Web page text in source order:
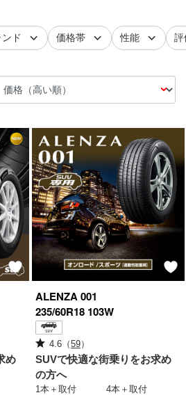
ヤド で絞り込む価格帯で絞り込む
性能で絞り込レ
評
め
ALENZA001
235/60R18 103W
4.6（59）
SUVで快適な街乗りをお求め
の方へ
1本＋取付 4本＋取付